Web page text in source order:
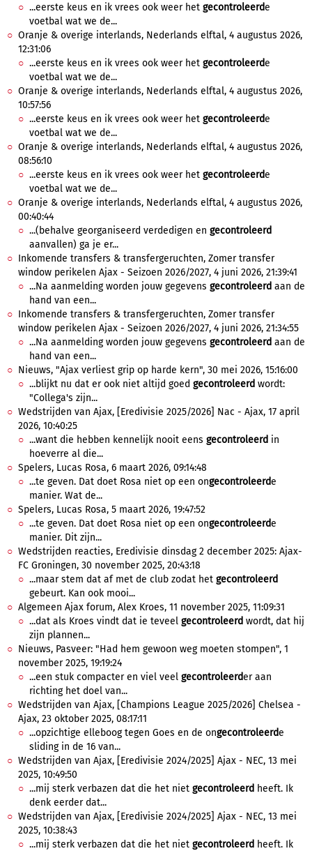
...eerste keus en ik vrees ook weer het gecontroleerde
voetbal wat we de...
Oranje & overige interlands, Nederlands elftal, 4 augustus 2026,
12:31:06
...eerste keus en ik vrees ook weer het gecontroleerde
voetbal wat we de...
Oranje & overige interlands, Nederlands elftal, 4 augustus 2026,
10:57:56
...eerste keus en ik vrees ook weer het gecontroleerde
voetbal wat we de...
Oranje & overige interlands, Nederlands elftal, 4 augustus 2026,
08:56:10
...eerste keus en ik vrees ook weer het gecontroleerde
voetbal wat we de...
Oranje & overige interlands, Nederlands elftal, 4 augustus 2026,
00:40:44
...(behalve georganiseerd verdedigen en gecontroleerd
aanvallen) ga je er...
Inkomende transfers & transfergeruchten, Zomer transfer
window perikelen Ajax - Seizoen 2026/2027, 4 juni 2026, 21:39:41
...Na aanmelding worden jouw gegevens gecontroleerd aan de
hand van een...
Inkomende transfers & transfergeruchten, Zomer transfer
window perikelen Ajax - Seizoen 2026/2027, 4 juni 2026, 21:34:55
...Na aanmelding worden jouw gegevens gecontroleerd aan de
hand van een...
Nieuws, "Ajax verliest grip op harde kern", 30 mei 2026, 15:16:00
...blijkt nu dat er ook niet altijd goed gecontroleerd wordt:
"Collega's zijn...
Wedstrijden van Ajax, [Eredivisie 2025/2026] Nac - Ajax, 17 april
2026, 10:40:25
...want die hebben kennelijk nooit eens gecontroleerd in
hoeverre al die...
Spelers, Lucas Rosa, 6 maart 2026, 09:14:48
...te geven. Dat doet Rosa niet op een ongecontroleerde
manier. Wat de...
Spelers, Lucas Rosa, 5 maart 2026, 19:47:52
...te geven. Dat doet Rosa niet op een ongecontroleerde
manier. Dit zijn...
Wedstrijden reacties, Eredivisie dinsdag 2 december 2025: Ajax-
FC Groningen, 30 november 2025, 20:43:18
...maar stem dat af met de club zodat het gecontroleerd
gebeurt. Kan ook mooi...
Algemeen Ajax forum, Alex Kroes, 11 november 2025, 11:09:31
...dat als Kroes vindt dat ie teveel gecontroleerd wordt, dat hij
zijn plannen...
Nieuws, Pasveer: "Had hem gewoon weg moeten stompen", 1
november 2025, 19:19:24
...een stuk compacter en viel veel gecontroleerder aan
richting het doel van...
Wedstrijden van Ajax, [Champions League 2025/2026] Chelsea -
Ajax, 23 oktober 2025, 08:17:11
...opzichtige elleboog tegen Goes en de ongecontroleerde
sliding in de 16 van...
Wedstrijden van Ajax, [Eredivisie 2024/2025] Ajax - NEC, 13 mei
2025, 10:49:50
...mij sterk verbazen dat die het niet gecontroleerd heeft. Ik
denk eerder dat...
Wedstrijden van Ajax, [Eredivisie 2024/2025] Ajax - NEC, 13 mei
2025, 10:38:43
...mij sterk verbazen dat die het niet gecontroleerd heeft. Ik